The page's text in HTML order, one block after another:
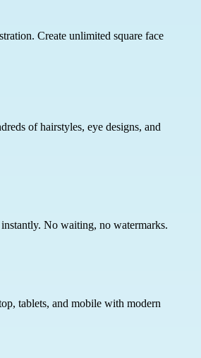
Create unlimited square face
of hairstyles, eye designs, and
No waiting, no watermarks.
tablets, and mobile with modern